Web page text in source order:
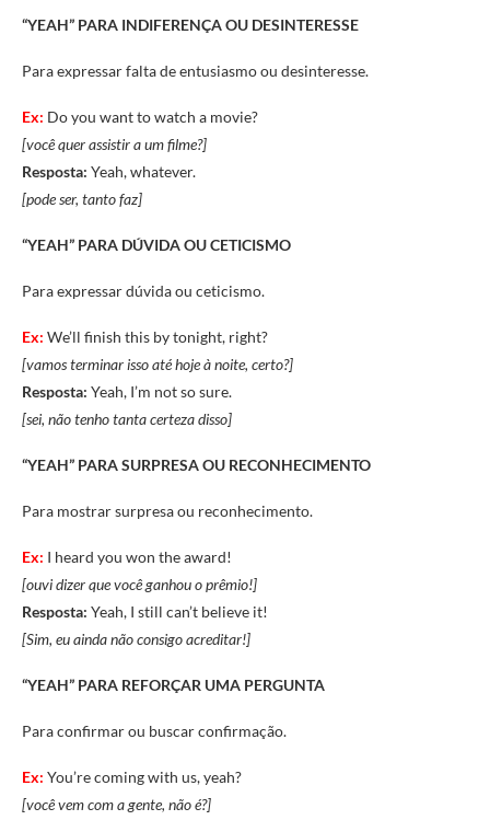
“YEAH” PARA INDIFERENÇA OU DESINTERESSE
Para expressar falta de entusiasmo ou desinteresse.
Ex: Do you want to watch a movie?
[você quer assistir a um filme?]
Resposta: Yeah, whatever.
[pode ser, tanto faz]
“YEAH” PARA DÚVIDA OU CETICISMO
Para expressar dúvida ou ceticismo.
Ex: We’ll finish this by tonight, right?
[vamos terminar isso até hoje à noite, certo?]
Resposta: Yeah, I’m not so sure.
[sei, não tenho tanta certeza disso]
“YEAH” PARASURPRESA OU RECONHECIMENTO
Para mostrar surpresa ou reconhecimento.
Ex: I heard you won the award!
[ouvi dizer que você ganhou o prêmio!]
Resposta: Yeah, I still can’t believe it!
[Sim, eu ainda não consigo acreditar!]
“YEAH” PARA REFORÇAR UMA PERGUNTA
Para confirmar ou buscar confirmação.
Ex: You’re coming with us, yeah?
[você vem com a gente, não é?]